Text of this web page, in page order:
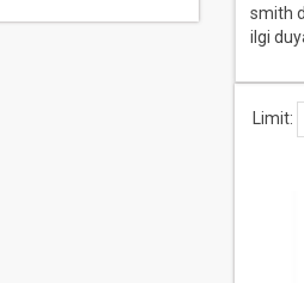
smith
ilgi
Limit: